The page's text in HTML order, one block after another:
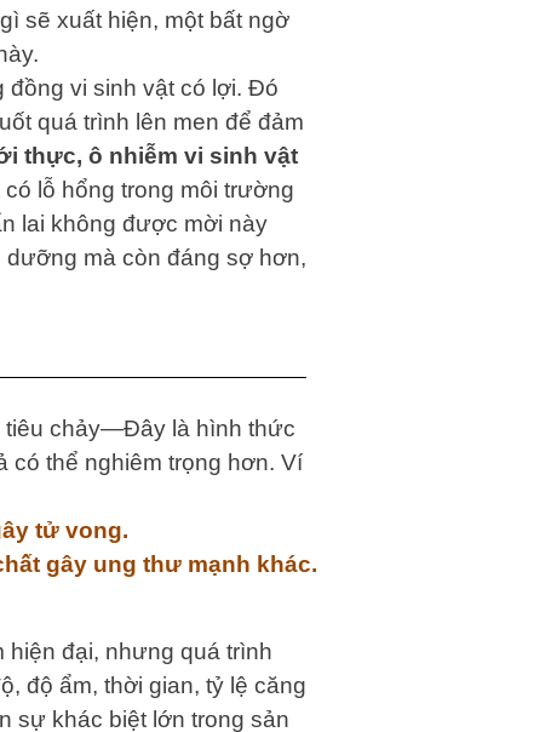
sẽ xuất hiện, một bất ngờ
đồng vi sinh vật có lợi. Đó
quá trình lên men để đảm
thực, ô nhiễm vi sinh vật
lỗ hổng trong môi trường
lai không được mời này
dưỡng mà còn đáng sợ hơn,
tiêu chảy—Đây là hình thức
có thể nghiêm trọng hơn. Ví
tử vong.
gây ung thư mạnh khác.
hiện đại, nhưng quá trình
độ ẩm, thời gian, tỷ lệ căng
sự khác biệt lớn trong sản